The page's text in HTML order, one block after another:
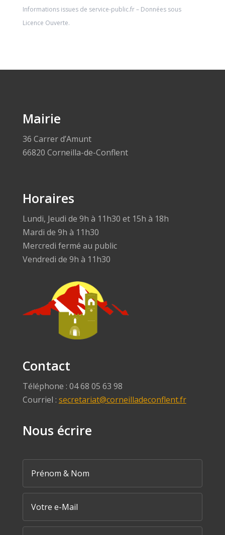
Informations issues de service-public.fr– Données sous
Licence Ouverte.
Mairie
36 Carrer d’Amunt
66820 Corneilla-de-Conflent
Horaires
Lundi, Jeudi de 9h à 11h30 et 15h à 18h
Mardi de 9h à 11h30
Mercredi fermé au public
Vendredi de 9h à 11h30
Contact
Téléphone : 04 68 05 63 98
Courriel : secretariat@corneilladeconflent.fr
Nous écrire